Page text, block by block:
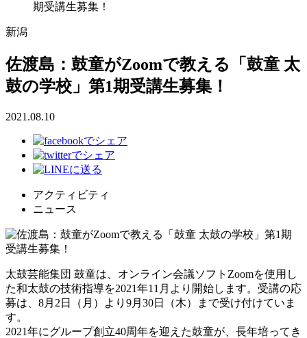
期受講生募集！
新潟
佐渡島：鼓童がZoomで教える「鼓童 太
鼓の学校」第1期受講生募集！
2021.08.10
アクティビティ
ニュース
太鼓芸能集団 鼓童は、オンライン会議ソフトZoomを使用し
た和太鼓の技術指導を2021年11月より開始します。受講の応
募は、8月2日（月）より9月30日（木）まで受け付けていま
す。
2021年にグループ創立40周年を迎えた鼓童が、長年培ってき